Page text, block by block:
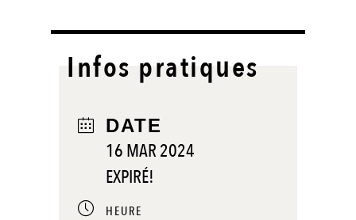
Infos pratiques
DATE
16 MAR 2024
EXPIRÉ!
HEURE